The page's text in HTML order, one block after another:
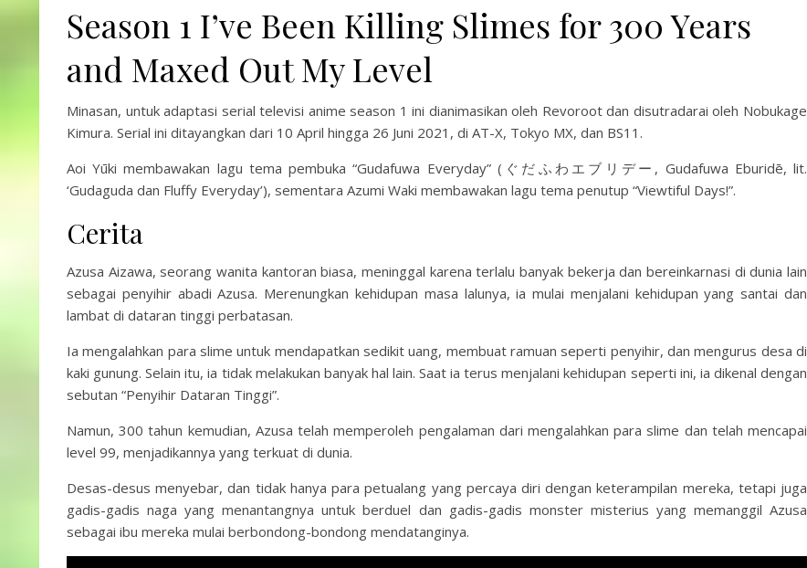
Season 1 I’ve Been Killing Slimes for 300 Years
and Maxed Out My Level
Minasan, untuk adaptasi serial televisi anime season 1 ini dianimasikan oleh Revoroot dan disutradarai oleh Nobukage
Kimura. Serial ini ditayangkan dari 10 April hingga 26 Juni 2021, di AT-X, Tokyo MX, dan BS11.
Aoi Yūki membawakan lagu tema pembuka “Gudafuwa Everyday” (ぐだふわエブリデー, Gudafuwa Eburidē, lit.
‘Gudaguda dan Fluffy Everyday’), sementara Azumi Waki ​​membawakan lagu tema penutup “Viewtiful Days!”.
Cerita
Azusa Aizawa, seorang wanita kantoran biasa, meninggal karena terlalu banyak bekerja dan bereinkarnasi di dunia lain
sebagai penyihir abadi Azusa. Merenungkan kehidupan masa lalunya, ia mulai menjalani kehidupan yang santai dan
lambat di dataran tinggi perbatasan.
Ia mengalahkan para slime untuk mendapatkan sedikit uang, membuat ramuan seperti penyihir, dan mengurus desa di
kaki gunung. Selain itu, ia tidak melakukan banyak hal lain. Saat ia terus menjalani kehidupan seperti ini, ia dikenal dengan
sebutan “Penyihir Dataran Tinggi”.
Namun, 300 tahun kemudian, Azusa telah memperoleh pengalaman dari mengalahkan para slime dan telah mencapai
level 99, menjadikannya yang terkuat di dunia.
Desas-desus menyebar, dan tidak hanya para petualang yang percaya diri dengan keterampilan mereka, tetapi juga
gadis-gadis naga yang menantangnya untuk berduel dan gadis-gadis monster misterius yang memanggil Azusa
sebagai ibu mereka mulai berbondong-bondong mendatanginya.